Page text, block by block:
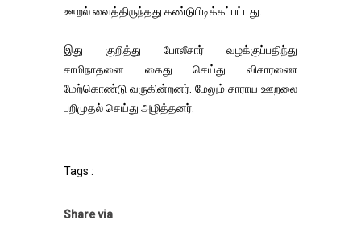
ஊறல் வைத்திருந்தது கண்டுபிடிக்கப்பட்டது.
இது குறித்து போலீசார் வழக்குப்பதிந்து
சாமிநாதனை கைது செய்து விசாரணை
மேற்கொண்டு வருகின்றனர். மேலும் சாராய ஊறலை
பறிமுதல் செய்து அழித்தனர்.
Tags :
Share via